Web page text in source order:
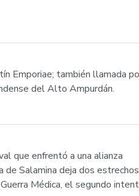
Emporiae; también llamada
del Alto Ampurdán.
que enfrentó a una alianza
Salamina deja dos
Médica, el segundo